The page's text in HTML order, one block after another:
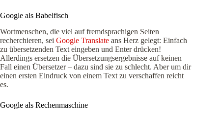
Google als Babelfisch
Wortmenschen, die viel auf fremdsprachigen Seiten
recherchieren, sei Google Translate ans Herz gelegt: Einfach
zu übersetzenden Text eingeben und Enter drücken!
Allerdings ersetzen die Übersetzungsergebnisse auf keinen
Fall einen Übersetzer – dazu sind sie zu schlecht. Aber um dir
einen ersten Eindruck von einem Text zu verschaffen reicht
es.
Google als Rechenmaschine